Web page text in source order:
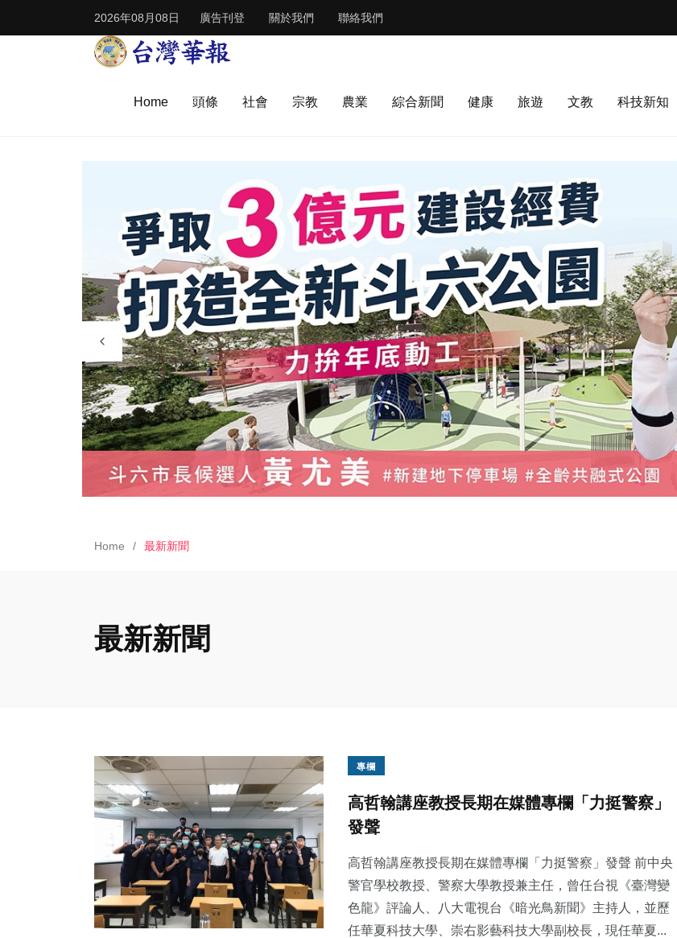
2026年08月08日 廣告刊登 關於我們 聯絡我們
Home 頭條 社會 宗教 農業 綜合新聞 健康 旅遊 文教 科技新知
Home 最新新聞
最新新聞
專欄
高哲翰講座教授長期在媒體專欄「力挺警察」
發聲
高哲翰講座教授長期在媒體專欄「力挺警察」發聲 前中央
警官學校教授、警察大學教授兼主任，曾任台視《臺灣變
色龍》評論人、八大電視台《暗光鳥新聞》主持人，並歷
任華夏科技大學、崇右影藝科技大學副校長，現任華夏...